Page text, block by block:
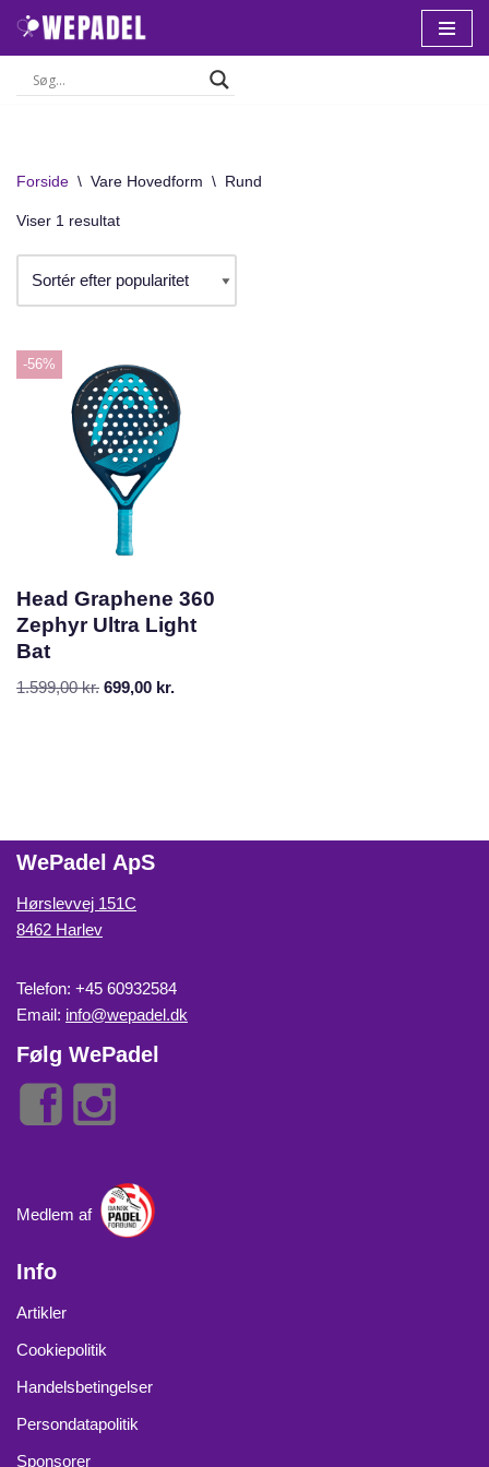
Spring
Forside \ Vare Hovedform \ Rund
Viser 1 resultat
-56%
Head Graphene 360
Zephyr Ultra Light
Bat
1.599,00kr. 699,00 kr.
WePadel ApS
Hørslevvej 151C
8462 Harlev
Telefon: +45 60932584
Email: info@wepadel.dk
Følg WePadel
Medlem af
Info
Artikler
Cookiepolitik
Handelsbetingelser
Persondatapolitik
Sponsorer